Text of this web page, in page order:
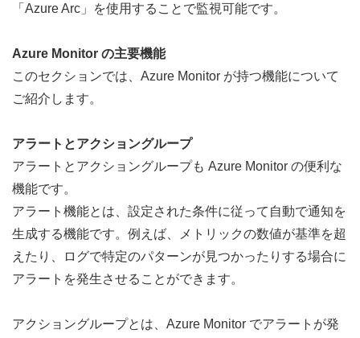
「Azure Arc」を使用することで監視可能です。
Azure Monitor の主要機能
このセクションでは、Azure Monitor が持つ機能について
ご紹介します。
アラートとアクショングループ
アラートとアクショングループも Azure Monitor の便利な
機能です。
アラート機能とは、設定された条件に従って自動で通知を
生成する機能です。例えば、メトリックの数値が基準を超
えたり、ログで特定のパターンが見つかったりする場合に
アラートを発生させることができます。
アクショングループとは、Azure Monitor でアラートが発